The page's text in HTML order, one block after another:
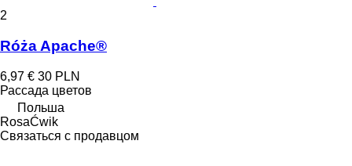
2
Róża Apache®
6,97 € 30 PLN
Рассада цветов
Польша
RosaĆwik
Связаться с продавцом